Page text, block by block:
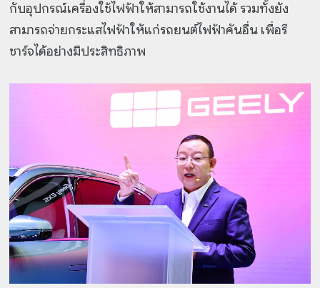
กับอุปกรณ์เครื่องใช้ไฟฟ้าให้สามารถใช้งานได้ รวมทั้งยัง
สามารถจ่ายกระแสไฟฟ้าให้แก่รถยนต์ไฟฟ้าคันอื่น เพื่อรี
ชาร์จได้อย่างมีประสิทธิภาพ